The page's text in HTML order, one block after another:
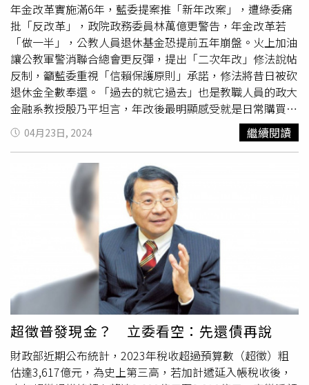
年金改革實施滿6年，藍委提案推「新年改案」，遭綠委痛
批「反改革」，政院政務委員林萬億更警告，年金改革若
「做一半」，公教人員退休基金恐提前五年崩盤。火上加油
讓公教軍警消聯合總會更反彈，提出「二次年改」修法說帖
反制，籲藍委重視「信賴保護原則」承諾，修法將昔日被砍
退休金全數奉還。「過去的就它過去」也是教職人員的政大
金融系教授殷乃平坦言，年改後最明顯感受就是日常購買力
縮水，還得面臨「既得利益者」的酸評，公教負面感受深。
但他仍認為，年改有其特殊時空背景，「往者已矣、應追來
者」。針對立委建議整合各類退休金，成立主權基金，殷乃
平也提醒，若只抄淡馬錫「外殼」而無「實質」，年金操作
績效仍難樂觀。他建議立委思考，政府近年有龐大歲計剩餘
及超徵稅收，可立法規範，用歲計剩餘、超徵稅收，優先撥
補各種年金缺口，徹底處理年金破產風暴，讓年輕勞工及公
教放心（不會只繳錢卻領不到）後，再提高公教、勞工提撥
退休金數額，同步搭配「以績效優先」年金管理改革，才能
一勞永逸避開年金「入不敷出」大難題。財政部日前公布
2023年稅收超徵新台幣3860億元，金額創史上第3高，將卸
任的閣揆陳建仁表示，不會再發現金給民眾，要
優先還債，
再考慮補貼台電、勞保、健保。（圖／記者黃鵬杰攝）「即
使公教年金替代率砍完10年，仍無法避免退休基金破產」曾
任立委的殷乃平認為，年金困境結在「入不敷出」，這要怪
當年設計制度的高官，未料到市場利率會不斷下修趨近零，
04月23日, 2024 繼續閱讀
超徵普發現金？ 立委看空：先還債再說
財政部近期公布統計，2023年稅收超過預算數（超徵）粗
估達3,617億元，為史上第三高，若加計遞延入帳稅收後，